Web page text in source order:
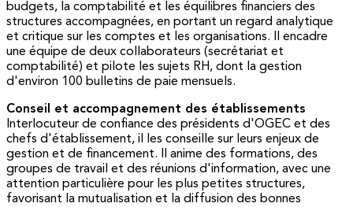
budgets, la comptabilité et les équilibres financiers des
structures accompagnées, en portant un regard analytique
et critique sur les comptes et les organisations. Il encadre
une équipe de deux collaborateurs (secrétariat et
comptabilité) et pilote les sujets RH, dont la gestion
d'environ 100 bulletins de paie mensuels.
Conseil et accompagnement des établissements
Interlocuteur de confiance des présidents d'OGEC et des
chefs d'établissement, il les conseille sur leurs enjeux de
gestion et de financement. Il anime des formations, des
groupes de travail et des réunions d'information, avec une
attention particulière pour les plus petites structures,
favorisant la mutualisation et la diffusion des bonnes